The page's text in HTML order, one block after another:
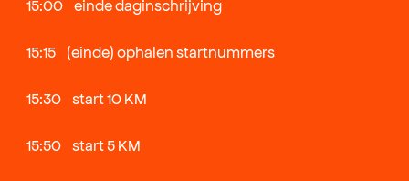
15:00 einde daginschrijving
15:15 (einde) ophalen startnummers
15:30 start 10 KM
15:50 start 5 KM